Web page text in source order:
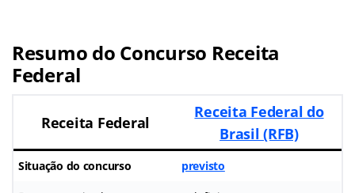
Resumo do Concurso Receita
Federal
Receita Federal
Receita Federal do
Brasil (RFB)
Situação do concurso previsto